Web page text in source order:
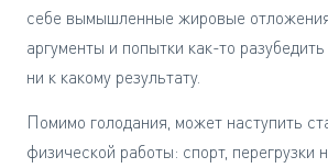
себе вымышленные жировые
аргументы и попытки как-то
ни к какому результату.
Помимо голодания, может наступить
физической работы: спорт, перегрузки